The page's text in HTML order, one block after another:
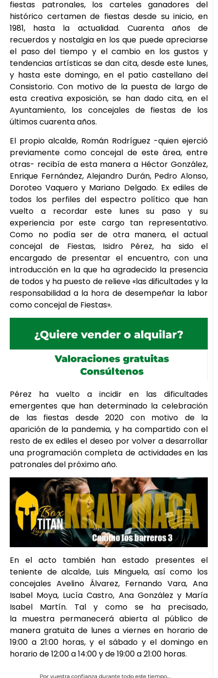
fiestas patronales, los carteles ganadores del
histórico certamen de fiestas desde su inicio, en
1981, hasta la actualidad. Cuarenta años de
recuerdos y nostalgia en los que puede apreciarse
el paso del tiempo y el cambio en los gustos y
tendencias artísticas se dan cita, desde este lunes,
y hasta este domingo, en el patio castellano del
Consistorio. Con motivo de la puesta de largo de
esta creativa exposición, se han dado cita, en el
Ayuntamiento, los concejales de fiestas de los
últimos cuarenta años.
El propio alcalde, Román Rodríguez -quien ejerció
previamente como concejal de este área, entre
otras- recibía de esta manera a Héctor González,
Enrique Fernández, Alejandro Durán, Pedro Alonso,
Doroteo Vaquero y Mariano Delgado. Ex ediles de
todos los perfiles del espectro político que han
vuelto a recordar este lunes su paso y su
experiencia por este cargo tan representativo.
Como no podía ser de otra manera, el actual
concejal de Fiestas, Isidro Pérez, ha sido el
encargado de presentar el encuentro, con una
introducción en la que ha agradecido la presencia
de todos y ha puesto de relieve «las dificultades y la
responsabilidad a la hora de desempeñar la labor
como concejal de Fiestas».
Pérez ha vuelto a incidir en las dificultades
emergentes que han determinado la celebración
de las fiestas desde 2020 con motivo de la
aparición de la pandemia, y ha compartido con el
resto de ex ediles el deseo por volver a desarrollar
una programación completa de actividades en las
patronales del próximo año.
En el acto también han estado presentes el
teniente de alcalde, Luis Minguela, así como los
concejales Avelino Álvarez, Fernando Vara, Ana
Isabel Moya, Lucía Castro, Ana González y María
Isabel Martín. Tal y como se ha precisado,
la muestra permanecerá abierta al público de
manera gratuita de lunes a viernes en horario de
19:00 a 21:00 horas, y el sábado y el domingo en
horario de 12:00 a 14:00 y de 19:00 a 21:00 horas.